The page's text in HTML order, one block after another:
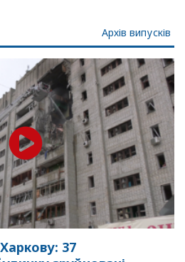
Архів випусків
37